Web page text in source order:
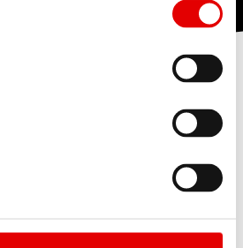
様な職場環境を構築
際的な企業です。